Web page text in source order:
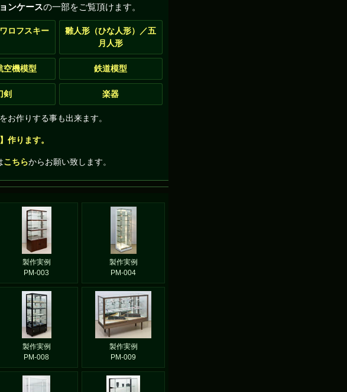
ンケースの一部をご覧頂けます。
ロフスキー
雛人形（ひな人形）／五
月人形
空機模型 鉄道模型
剣 楽器
お作りする事も出来ます。
作ります。
こちらからお願い致します。
製作実例
PM-003
製作実例
PM-004
製作実例
PM-008
製作実例
PM-009